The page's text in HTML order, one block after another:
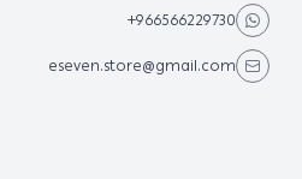
+966566229730
eseven.store@gmail.com